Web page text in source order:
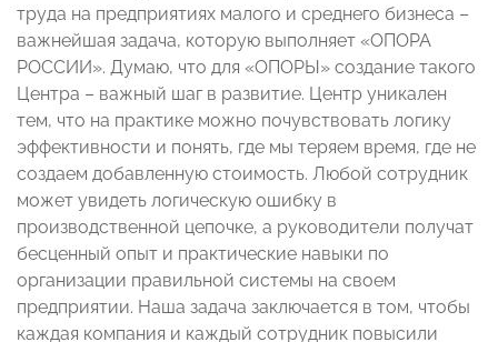
труда на предприятиях малого и среднего бизнеса –
важнейшая задача, которую выполняет «ОПОРА
РОССИИ». Думаю, что для «ОПОРЫ» создание такого
Центра – важный шаг в развитие. Центр уникален
тем, что на практике можно почувствовать логику
эффективности и понять, где мы теряем время, где не
создаем добавленную стоимость. Любой сотрудник
может увидеть логическую ошибку в
производственной цепочке, а руководители получат
бесценный опыт и практические навыки по
организации правильной системы на своем
предприятии. Наша задача заключается в том, чтобы
каждая компания и каждый сотрудник повысили